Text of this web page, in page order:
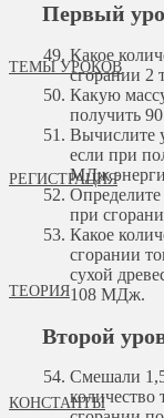
ТЕМЫ УРОКОВ
РЕГИСТРАЦИЯ
ТЕОРИЯ
КОНСТАНТЫ
Первый
Какое
сгорании 2
Какую
получить
Вычислите
если при
МДж
при
Какое
сгорании
сухой
108 МДж.
Второй
Смешали